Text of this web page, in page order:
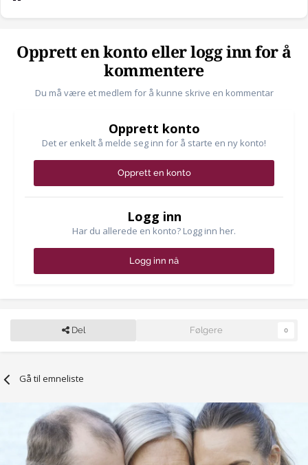
Opprett en konto eller logg inn for å
kommentere
Du må være et medlem for å kunne skrive en kommentar
Opprett konto
Det er enkelt å melde seg inn for å starte en ny konto!
Opprett en konto
Logg inn
Har du allerede en konto? Logg inn her.
Logg inn nå
Del Følgere 0
Gå til emneliste